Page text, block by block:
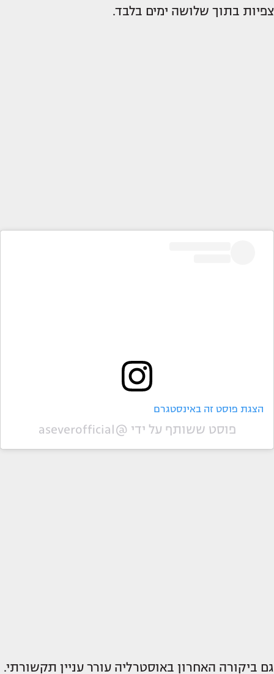
צפיות בתוך שלושה ימים בלבד.
הצגת פוסט זה באינסטגרם
פוסט ששותף על ידי @‏‎aseverofficial‎‏
גם ביקורה האחרון באוסטרליה עורר עניין תקשורתי.